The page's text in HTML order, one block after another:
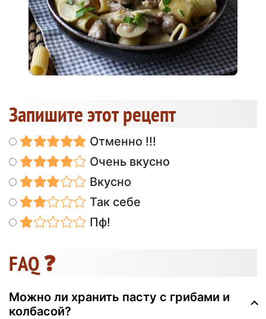
Запишите этот рецепт
Отменно !!!
Очень вкусно
Вкусно
Так себе
Пф!
FAQ ❓
Можно ли хранить пасту с грибами и
колбасой?